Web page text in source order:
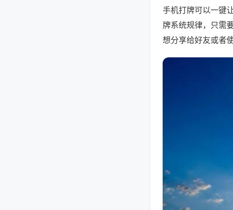
手机打牌可以一键
牌系统规律，只需
想分享给好友或者